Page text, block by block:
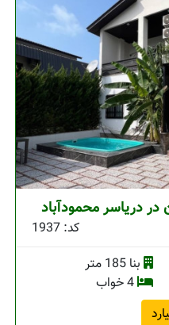
در دریاسر محمودآباد
کد: 1937
بنا 185 متر
4 خواب